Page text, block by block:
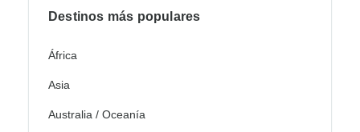
Destinos más populares
África
Asia
Australia / Oceanía